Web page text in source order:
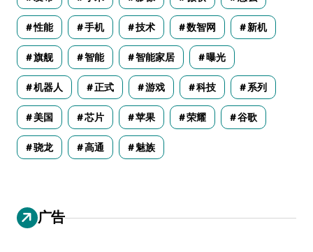
性能 手机 技术 数智网 新机
旗舰 智能 智能家居 曝光
机器人 正式 游戏 科技 系列
美国 芯片 苹果 荣耀 谷歌
骁龙 高通 魅族
广告